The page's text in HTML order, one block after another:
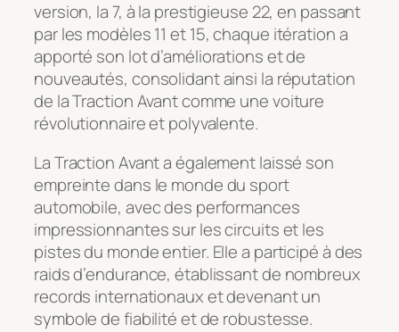
version, la 7, à la prestigieuse 22, en passant
par les modèles 11 et 15, chaque itération a
apporté son lot d’améliorations et de
nouveautés, consolidant ainsi la réputation
de la Traction Avant comme une voiture
révolutionnaire et polyvalente.
La Traction Avant a également laissé son
empreinte dans le monde du sport
automobile, avec des performances
impressionnantes sur les circuits et les
pistes du monde entier. Elle a participé à des
raids d’endurance, établissant de nombreux
records internationaux et devenant un
symbole de fiabilité et de robustesse.